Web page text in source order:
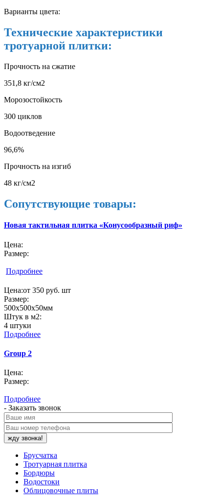
Варианты цвета:
Технические характеристики
тротуарной плитки:
Прочность на сжатие
351,8 кг/см2
Морозостойкость
300 циклов
Водоотведение
96,6%
Прочность на изгиб
48 кг/см2
Сопутствующие товары:
Новая тактильная плитка «Конусообразный риф»
Цена:
Размер:
Подробнее
Цена:от 350 руб. шт
Размер:
500х500х50мм
Штук в м2:
4 штуки
Подробнее
Group 2
Цена:
Размер:
Подробнее
- Заказать звонок
Брусчатка
Тротуарная плитка
Бордюры
Водостоки
Облицовочные плиты